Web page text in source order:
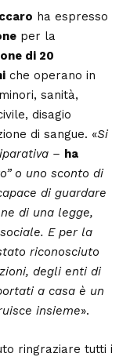
ha espresso
per la
di 20
che operano in
sanità,
disagio
di sangue. «Si
– ha
o uno sconto di
di guardare
di una legge,
E per la
riconosciuto
degli enti di
a casa è un
insieme».
ringraziare tutti i